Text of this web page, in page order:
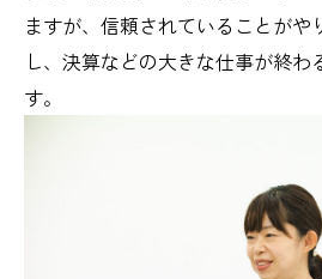
ますが、信頼されていることがや
し、決算などの大きな仕事が終わ
す。